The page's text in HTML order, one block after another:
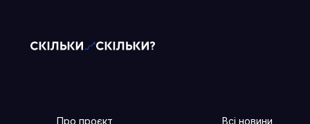
Про проєкт Всі новини